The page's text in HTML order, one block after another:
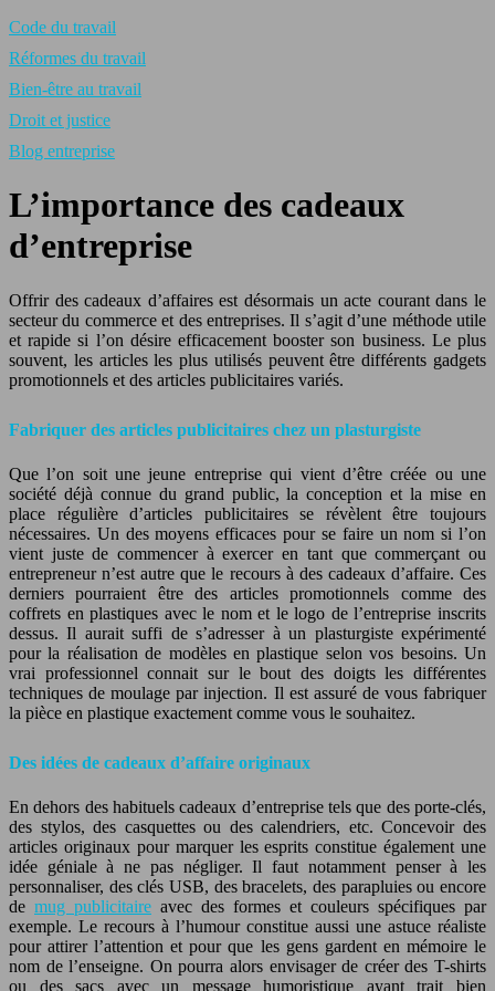
Code du travail
Réformes du travail
Bien-être au travail
Droit et justice
Blog entreprise
L’importance des cadeaux
d’entreprise
Offrir des cadeaux d’affaires est désormais un acte courant dans le
secteur du commerce et des entreprises. Il s’agit d’une méthode utile
et rapide si l’on désire efficacement booster son business. Le plus
souvent, les articles les plus utilisés peuvent être différents gadgets
promotionnels et des articles publicitaires variés.
Fabriquer des articles publicitaires chez un plasturgiste
Que l’on soit une jeune entreprise qui vient d’être créée ou une
société déjà connue du grand public, la conception et la mise en
place régulière d’articles publicitaires se révèlent être toujours
nécessaires. Un des moyens efficaces pour se faire un nom si l’on
vient juste de commencer à exercer en tant que commerçant ou
entrepreneur n’est autre que le recours à des cadeaux d’affaire. Ces
derniers pourraient être des articles promotionnels comme des
coffrets en plastiques avec le nom et le logo de l’entreprise inscrits
dessus. Il aurait suffi de s’adresser à un plasturgiste expérimenté
pour la réalisation de modèles en plastique selon vos besoins. Un
vrai professionnel connait sur le bout des doigts les différentes
techniques de moulage par injection. Il est assuré de vous fabriquer
la pièce en plastique exactement comme vous le souhaitez.
Des idées de cadeaux d’affaire originaux
En dehors des habituels cadeaux d’entreprise tels que des porte-clés,
des stylos, des casquettes ou des calendriers, etc. Concevoir des
articles originaux pour marquer les esprits constitue également une
idée géniale à ne pas négliger. Il faut notamment penser à les
personnaliser, des clés USB, des bracelets, des parapluies ou encore
de mug publicitaire avec des formes et couleurs spécifiques par
exemple. Le recours à l’humour constitue aussi une astuce réaliste
pour attirer l’attention et pour que les gens gardent en mémoire le
nom de l’enseigne. On pourra alors envisager de créer des T-shirts
ou des sacs avec un message humoristique ayant trait bien